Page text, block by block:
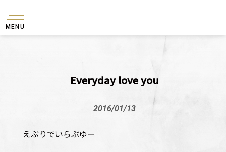
MENU
Everyday love you
2016/01/13
えぶりでいらぶゆー